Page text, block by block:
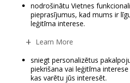
nodrošinātu Vietnes
pieprasījumus, kad mums ir
leģitīma interese.
Learn More
sniegt personalizētus
piekrišana vai leģitīma
kas varētu jūs interesēt.